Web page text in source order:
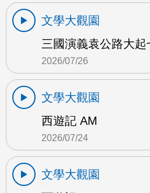
文學大觀園
三國演義袁公路大起
2026/07/26
文學大觀園
西遊記 AM
2026/07/24
文學大觀園